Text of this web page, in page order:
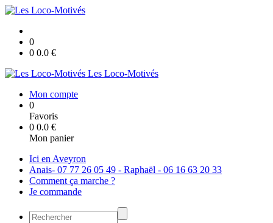
0
0 0.0 €
Les Loco-Motivés
Mon compte
0
Favoris
0 0.0 €
Mon panier
Ici en Aveyron
Anais- 07 77 26 05 49 - Raphaël - 06 16 63 20 33
Comment ça marche ?
Je commande